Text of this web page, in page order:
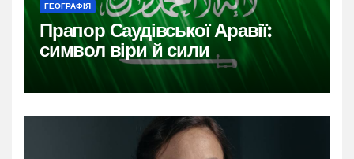
ГЕОГРАФІЯ
Прапор Саудівської Аравії:
символ віри й сили